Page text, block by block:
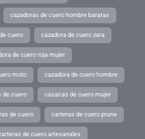
cazadoras de cuero hombre baratas
cuero cazadora de cuero zara
de cuero roja mujer
moto cazadora de cuero hombre
de cuero casacas de cuero mujer
de cuero carteras de cuero prune
de cuero artesanales